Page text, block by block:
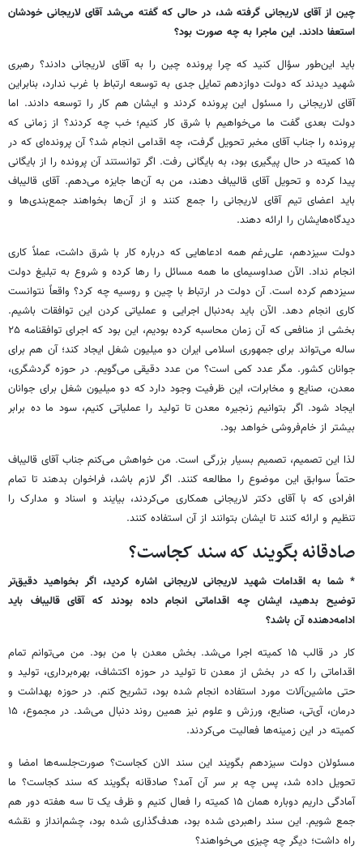
چین از آقای لاریجانی گرفته شد، در حالی که گفته می‌شد آقای لاریجانی خودشان
استعفا دادند. این ماجرا به چه صورت بود؟
باید این‌طور سؤال کنید که چرا پرونده چین را به آقای لاریجانی دادند؟ رهبری
شهید دیدند که دولت دوازدهم تمایل جدی به توسعه ارتباط با غرب ندارد، بنابراین
آقای لاریجانی را مسئول این پرونده کردند و ایشان هم کار را توسعه دادند. اما
دولت بعدی گفت ما می‌خواهیم با شرق کار کنیم؛ خب چه کردند؟ از زمانی که
پرونده را جناب آقای مخبر تحویل گرفت، چه اقدامی انجام شد؟ آن پرونده‌ای که در
۱۵ کمیته در حال پیگیری بود، به بایگانی رفت. اگر توانستند آن پرونده را از بایگانی
پیدا کرده و تحویل آقای قالیباف دهند، من به آن‌ها جایزه می‌دهم. آقای قالیباف
باید اعضای تیم آقای لاریجانی را جمع کنند و از آن‌ها بخواهند جمع‌بندی‌ها و
دیدگاه‌هایشان را ارائه دهند.
دولت سیزدهم، علی‌رغم همه ادعاهایی که درباره کار با شرق داشت، عملاً کاری
انجام نداد. الآن صداوسیمای ما همه مسائل را رها کرده و شروع به تبلیغ دولت
سیزدهم کرده است. آن دولت در ارتباط با چین و روسیه چه کرد؟ واقعاً نتوانست
کاری انجام دهد. الآن باید به‌دنبال اجرایی و عملیاتی کردن این توافقات باشیم.
بخشی از منافعی که آن زمان محاسبه کرده بودیم، این بود که اجرای توافقنامه ۲۵
ساله می‌تواند برای جمهوری اسلامی ایران دو میلیون شغل ایجاد کند؛ آن هم برای
جوانان کشور. مگر عدد کمی است؟ من عدد دقیقی می‌گویم. در حوزه گردشگری،
معدن، صنایع و مخابرات، این ظرفیت وجود دارد که دو میلیون شغل برای جوانان
ایجاد شود. اگر بتوانیم زنجیره معدن تا تولید را عملیاتی کنیم، سود ما ده برابر
بیشتر از خام‌فروشی خواهد بود.
لذا این تصمیم، تصمیم بسیار بزرگی است. من خواهش می‌کنم جناب آقای قالیباف
حتماً سوابق این موضوع را مطالعه کنند. اگر لازم باشد، فراخوان بدهند تا تمام
افرادی که با آقای دکتر لاریجانی همکاری می‌کردند، بیایند و اسناد و مدارک را
تنظیم و ارائه کنند تا ایشان بتوانند از آن استفاده کنند.
صادقانه بگویند که سند کجاست؟
* شما به اقدامات شهید لاریجانی لاریجانی اشاره کردید، اگر بخواهید دقیق‌تر
توضیح بدهید، ایشان چه اقداماتی انجام داده بودند که آقای قالیباف باید
ادامه‌دهنده آن باشد؟
کار در قالب ۱۵ کمیته اجرا می‌شد. بخش معدن با من بود. من می‌توانم تمام
اقداماتی را که در بخش از معدن تا تولید در حوزه اکتشاف، بهره‌برداری، تولید و
حتی ماشین‌آلات مورد استفاده انجام شده بود، تشریح کنم. در حوزه بهداشت و
درمان، آی‌تی، صنایع، ورزش و علوم نیز همین روند دنبال می‌شد. در مجموع، ۱۵
کمیته در این زمینه‌ها فعالیت می‌کردند.
مسئولان دولت سیزدهم بگویند این سند الان کجاست؟ صورت‌جلسه‌ها امضا و
تحویل داده شد، پس چه بر سر آن آمد؟ صادقانه بگویند که سند کجاست؟ ما
آمادگی داریم دوباره همان ۱۵ کمیته را فعال کنیم و ظرف یک تا سه هفته دور هم
جمع شویم. این سند راهبردی شده بود، هدف‌گذاری شده بود، چشم‌انداز و نقشه
راه داشت؛ دیگر چه چیزی می‌خواهند؟